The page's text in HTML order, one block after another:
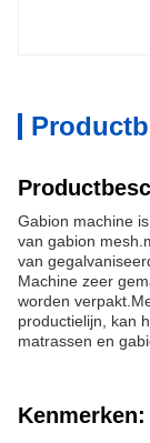
Gabion machine
van gabion
van
Machine zeer
worden
productielijn, kan
matrassen en
Kenmerken: